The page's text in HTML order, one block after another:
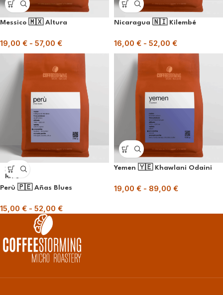
Messico 🇲🇽 Altura
19,00 € - 57,00 €
Nicaragua 🇳🇮 Kilembé
16,00 € - 52,00 €
ESAU
RITO
Perù 🇵🇪 Añas Blues
15,00 € - 52,00 €
Yemen 🇾🇪 Khawlani Odaini
19,00 € - 89,00 €